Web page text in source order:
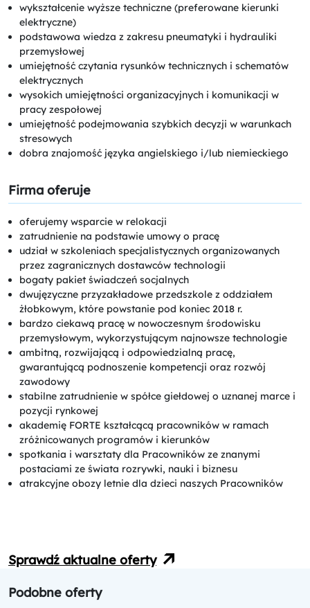
wykształcenie wyższe techniczne (preferowane kierunki
elektryczne)
podstawowa wiedza z zakresu pneumatyki i hydrauliki
przemysłowej
umiejętność czytania rysunków technicznych i schematów
elektrycznych
wysokich umiejętności organizacyjnych i komunikacji w
pracy zespołowej
umiejętność podejmowania szybkich decyzji w warunkach
stresowych
dobra znajomość języka angielskiego i/lub niemieckiego
Firma oferuje
oferujemy wsparcie w relokacji
zatrudnienie na podstawie umowy o pracę
udział w szkoleniach specjalistycznych organizowanych
przez zagranicznych dostawców technologii
bogaty pakiet świadczeń socjalnych
dwujęzyczne przyzakładowe przedszkole z oddziałem
żłobkowym, które powstanie pod koniec 2018 r.
bardzo ciekawą pracę w nowoczesnym środowisku
przemysłowym, wykorzystującym najnowsze technologie
ambitną, rozwijającą i odpowiedzialną pracę,
gwarantującą podnoszenie kompetencji oraz rozwój
zawodowy
stabilne zatrudnienie w spółce giełdowej o uznanej marce i
pozycji rynkowej
akademię FORTE kształcącą pracowników w ramach
zróżnicowanych programów i kierunków
spotkania i warsztaty dla Pracowników ze znanymi
postaciami ze świata rozrywki, nauki i biznesu
atrakcyjne obozy letnie dla dzieci naszych Pracowników
Sprawdź aktualne oferty
Podobne oferty